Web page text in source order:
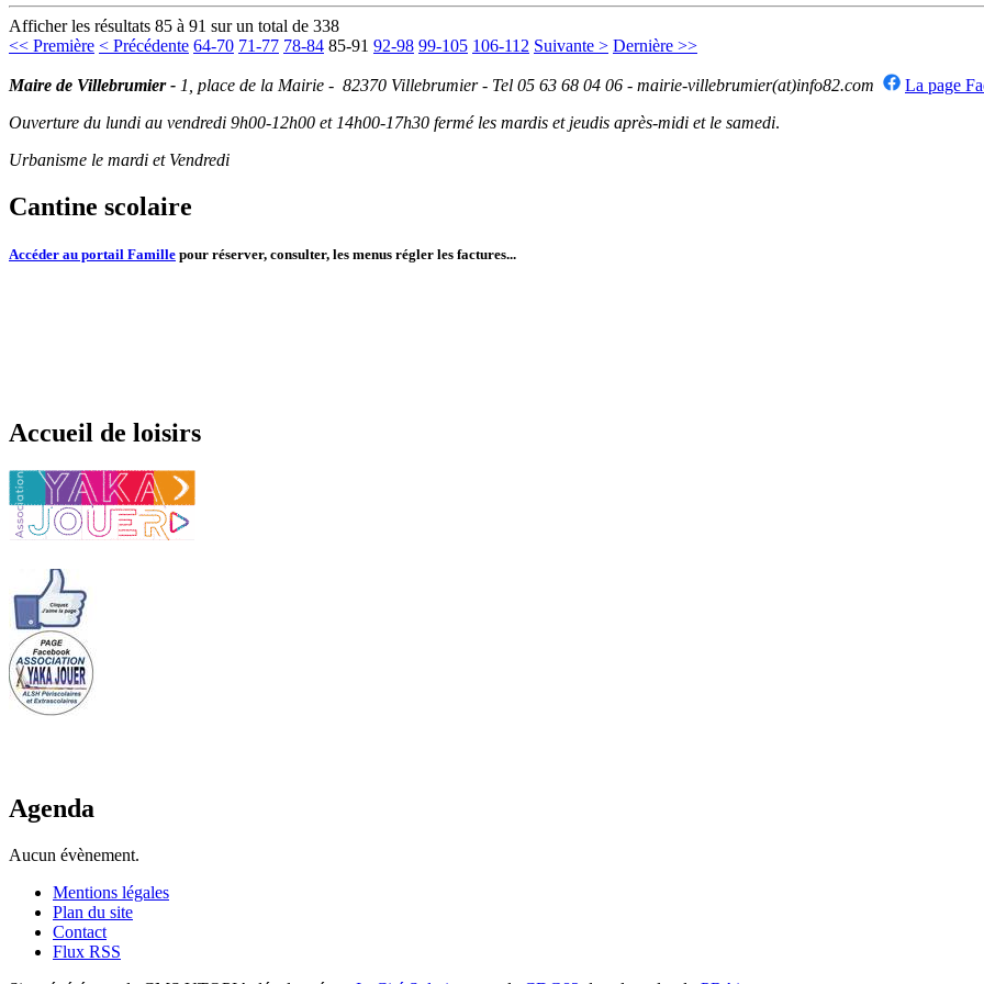
Afficher les résultats 85 à 91 sur un total de 338
<< Première < Précédente 64-70 71-77 78-84 85-91 92-98 99-105 106-112 Suivante > Dernière >>
Maire de Villebrumier - 1, place de la Mairie - 82370 Villebrumier - Tel 05 63 68 04 06 - mairie-villebrumier(at)info82.com
La page
Ouverture du lundi au vendredi 9h00-12h00 et 14h00-17h30 fermé les mardis et jeudis après-midi et le samedi.
Urbanisme le mardi et Vendredi
Cantine scolaire
Accéder au portail Famille pour réserver, consulter, les menus régler les factures...
Accueil de loisirs
Agenda
Aucun évènement.
Mentions légales
Plan du site
Contact
Flux RSS